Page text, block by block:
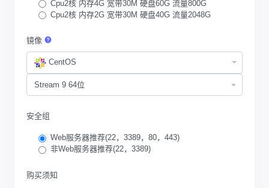
Cpu2核 内存4G 宽带30M 硬盘60G 流量800G
Cpu2核 内存2G 宽带30M 硬盘40G 流量2048G
镜像
CentOS
安全组
Web服务器推荐(22，3389，80，443)
非Web服务器推荐(22，3389)
购买须知